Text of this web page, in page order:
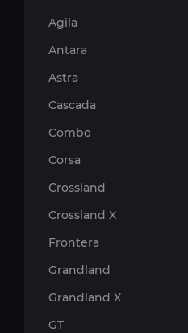
Agila
Antara
Astra
Cascada
Combo
Corsa
Crossland
Crossland X
Frontera
Grandland
Grandland X
GT